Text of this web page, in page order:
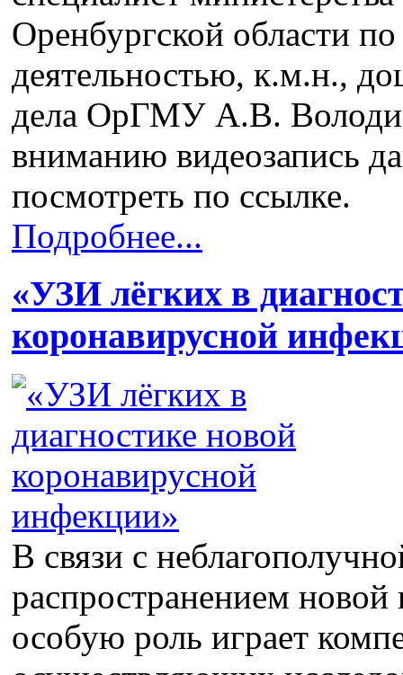
Оренбургской области
деятельностью, к.м.н.,
дела ОрГМУ А.В.
вниманию видеозапись
посмотреть по ссылке.
Подробнее...
«УЗИ лёгких в
коронавирусной
В связи с
распространением
особую роль играет